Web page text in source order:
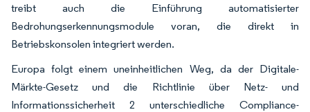
treibt auch die Einführung automatisierter
Bedrohungserkennungsmodule voran, die direkt in
Betriebskonsolen integriert werden.
Europa folgt einem uneinheitlichen Weg, da der Digitale-
Märkte-Gesetz und die Richtlinie über Netz- und
Informationssicherheit 2 unterschiedliche Compliance-